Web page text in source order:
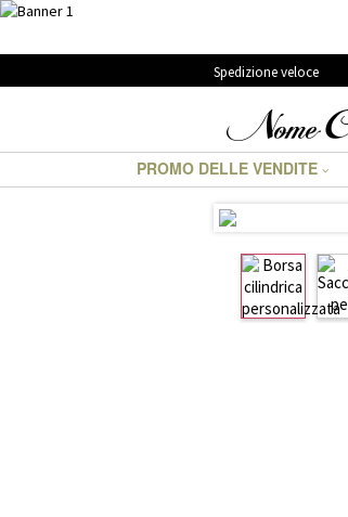
Spedizione veloce
PROMO DELLE VENDITE